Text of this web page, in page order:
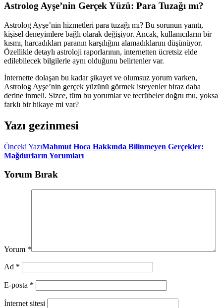
Astrolog Ayşe’nin Gerçek Yüzü: Para Tuzağı mı?
Astrolog Ayşe’nin hizmetleri para tuzağı mı? Bu sorunun yanıtı,
kişisel deneyimlere bağlı olarak değişiyor. Ancak, kullanıcıların bir
kısmı, harcadıkları paranın karşılığını alamadıklarını düşünüyor.
Özellikle detaylı astroloji raporlarının, internetten ücretsiz elde
edilebilecek bilgilerle aynı olduğunu belirtenler var.
İnternette dolaşan bu kadar şikayet ve olumsuz yorum varken,
Astrolog Ayşe’nin gerçek yüzünü görmek isteyenler biraz daha
derine inmeli. Sizce, tüm bu yorumlar ve tecrübeler doğru mu, yoksa
farklı bir hikaye mi var?
Yazı gezinmesi
Önceki YazıMahmut Hoca Hakkında Bilinmeyen Gerçekler:
Mağdurların Yorumları
Yorum Bırak
Yorum *
Ad *
E-posta *
İnternet sitesi